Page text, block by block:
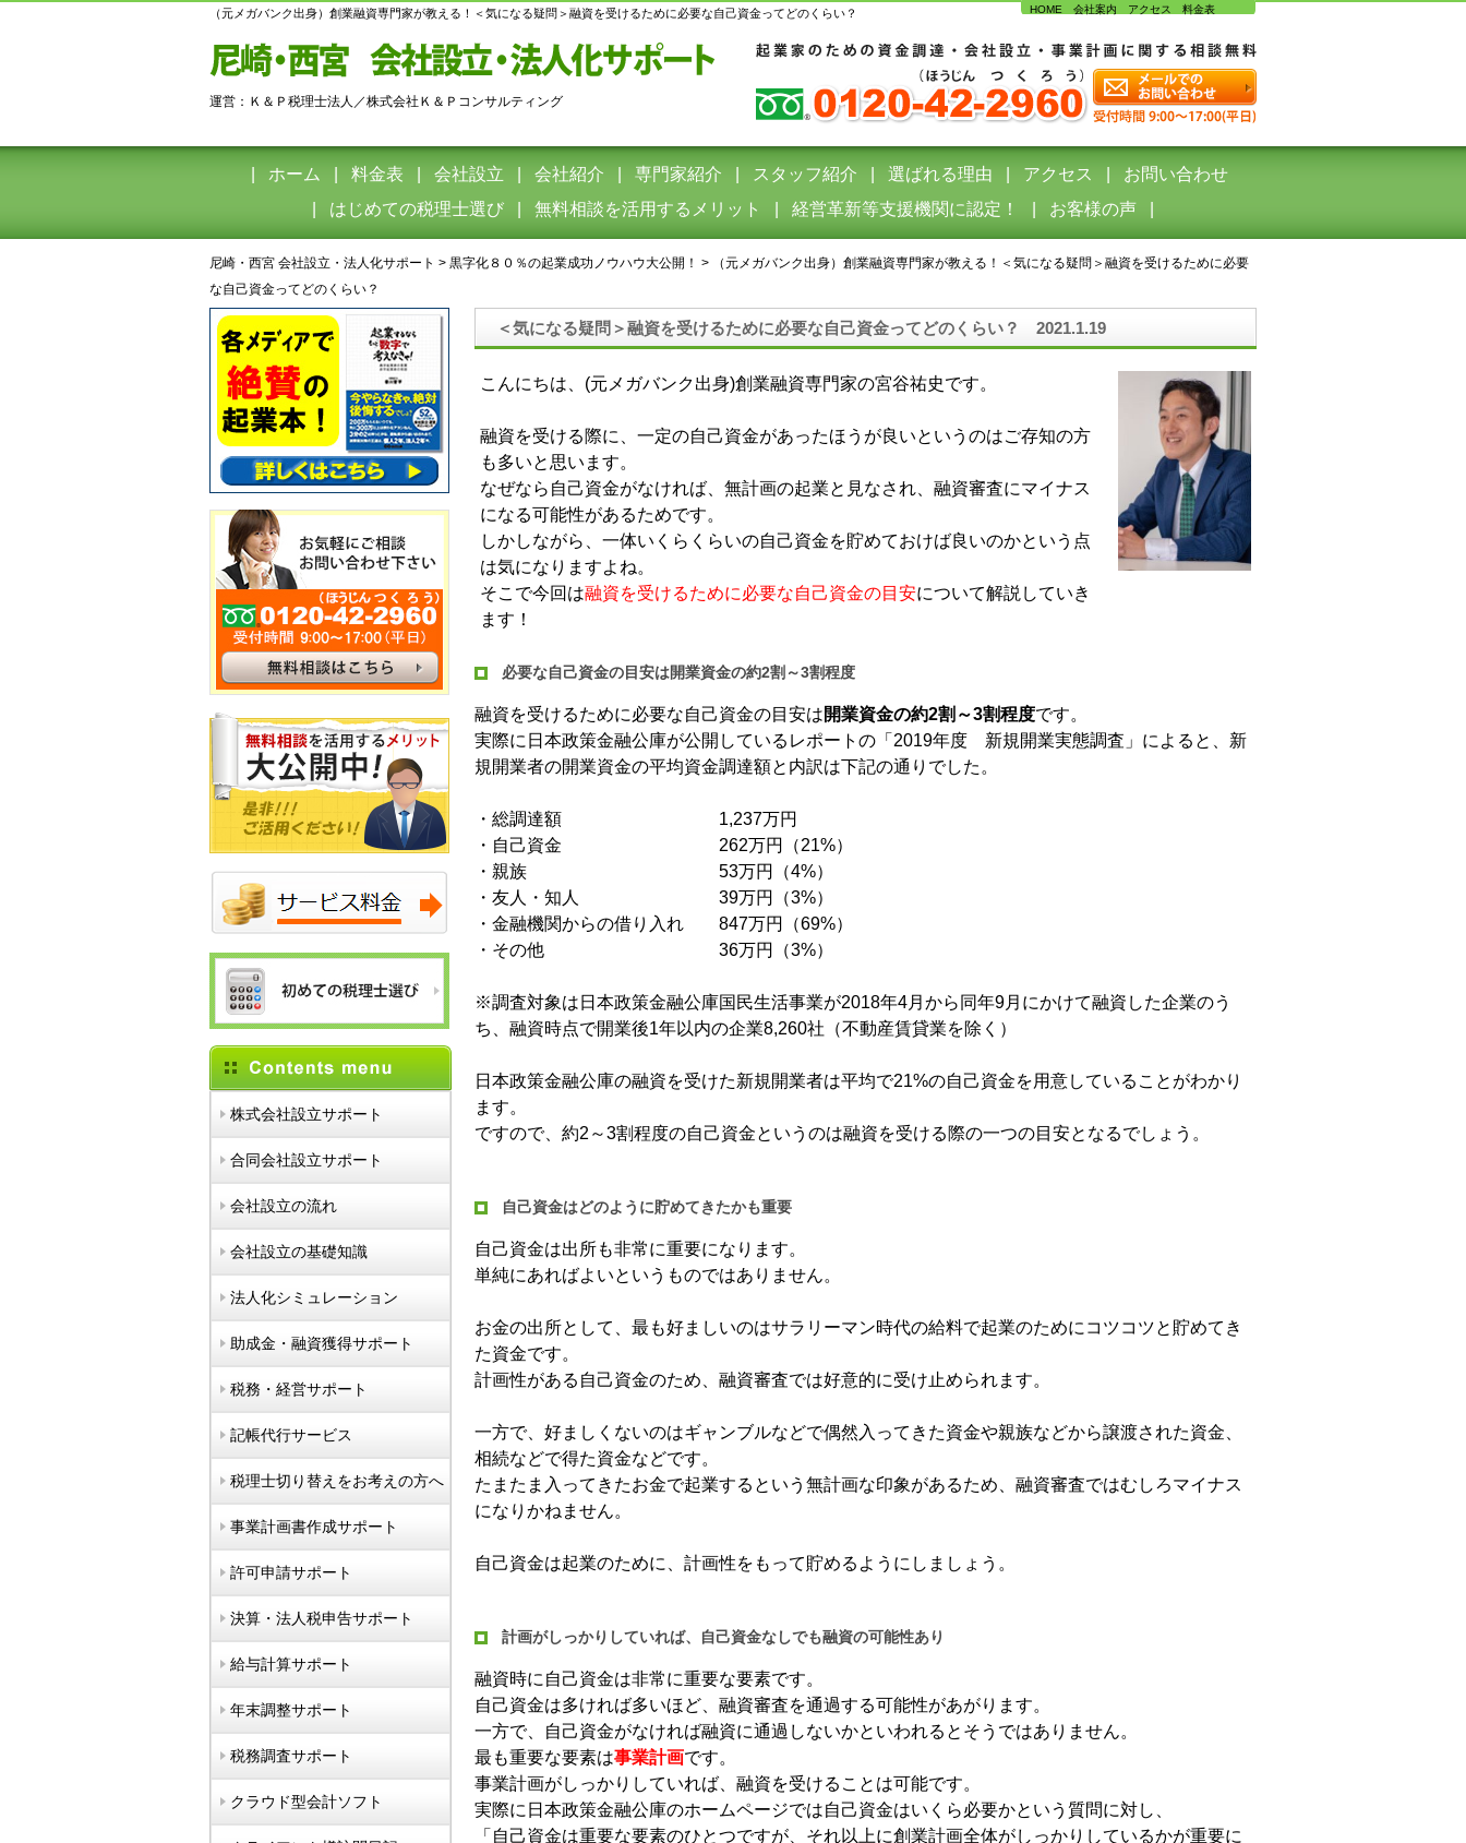
（元メガバンク出身）創業融資専門家が教える！＜気になる疑問＞融資を受けるために必要な自己資金ってどのくらい？ HOME 会社案内 アクセス 料金表
運営：Ｋ＆Ｐ税理士法人／株式会社Ｋ＆Ｐコンサルティング
ホーム 料金表 会社設立 会社紹介 専門家紹介 スタッフ紹介 選ばれる理由 アクセス
お問い合わせ
はじめての税理士選び
無料相談を活用するメリット 経営革新等支援機関に認定！ お客様の声
尼崎・西宮 会社設立・法人化サポート > 黒字化８０％の起業成功ノウハウ大公開！ >
（元メガバンク出身）創業融資専門家が教える！＜気になる疑問＞融資を受けるために必要
な自己資金ってどのくらい？
＜気になる疑問＞融資を受けるために必要な自己資金ってどのくらい？ 2021.1.19
こんにちは、(元メガバンク出身)創業融資専門家の宮谷祐史です。
融資を受ける際に、一定の自己資金があったほうが良いというのはご存知の方
も多いと思います。
なぜなら自己資金がなければ、無計画の起業と見なされ、融資審査にマイナス
になる可能性があるためです。
しかしながら、一体いくらくらいの自己資金を貯めておけば良いのかという点
は気になりますよね。
そこで今回は融資を受けるために必要な自己資金の目安について解説していき
ます！
必要な自己資金の目安は開業資金の約2割～3割程度
融資を受けるために必要な自己資金の目安は開業資金の約2割～3割程度です。
実際に日本政策金融公庫が公開しているレポートの「2019年度 新規開業実態調査」によると、新
規開業者の開業資金の平均資金調達額と内訳は下記の通りでした。
・総調達額 1,237万円
・自己資金 262万円（21%）
・親族 53万円（4%）
・友人・知人 39万円（3%）
・金融機関からの借り入れ 847万円（69%）
・その他 36万円（3%）
※調査対象は日本政策金融公庫国民生活事業が2018年4月から同年9月にかけて融資した企業のう
ち、融資時点で開業後1年以内の企業8,260社（不動産賃貸業を除く）
日本政策金融公庫の融資を受けた新規開業者は平均で21%の自己資金を用意していることがわかり
ます。
ですので、約2～3割程度の自己資金というのは融資を受ける際の一つの目安となるでしょう。
自己資金はどのように貯めてきたかも重要
自己資金は出所も非常に重要になります。
単純にあればよいというものではありません。
お金の出所として、最も好ましいのはサラリーマン時代の給料で起業のためにコツコツと貯めてき
た資金です。
計画性がある自己資金のため、融資審査では好意的に受け止められます。
一方で、好ましくないのはギャンブルなどで偶然入ってきた資金や親族などから譲渡された資金、
相続などで得た資金などです。
たまたま入ってきたお金で起業するという無計画な印象があるため、融資審査ではむしろマイナス
になりかねません。
自己資金は起業のために、計画性をもって貯めるようにしましょう。
計画がしっかりしていれば、自己資金なしでも融資の可能性あり
融資時に自己資金は非常に重要な要素です。
自己資金は多ければ多いほど、融資審査を通過する可能性があがります。
一方で、自己資金がなければ融資に通過しないかといわれるとそうではありません。
最も重要な要素は事業計画です。
事業計画がしっかりしていれば、融資を受けることは可能です。
実際に日本政策金融公庫のホームページでは自己資金はいくら必要かという質問に対し、
「自己資金は重要な要素のひとつですが、それ以上に創業計画全体がしっかりしているかが重要に
株式会社設立サポート
合同会社設立サポート
会社設立の流れ
会社設立の基礎知識
法人化シミュレーション
助成金・融資獲得サポート
税務・経営サポート
記帳代行サービス
税理士切り替えをお考えの方へ
事業計画書作成サポート
許可申請サポート
決算・法人税申告サポート
給与計算サポート
年末調整サポート
税務調査サポート
クラウド型会計ソフト